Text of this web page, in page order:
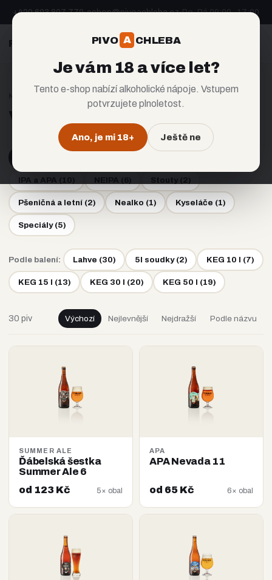
PIVO A CHLEBA
Je vám 18 a více let?
Tento e-shop nabízí alkoholické nápoje. Vstupem
potvrzujete plnoletost.
Ano, je mi 18+ Ještě ne
+420 603 807 779·eshop@pivoachleba.cz·Po–Pá 09:00–17:00
PIVO CHLEBA CZ EN
Všechna piva
IPA a APA ( 10 ) NEIPA ( 6 ) Stouty( 2 )
Pšeničná a letní(2) Nealko (1) Kyseláče (1)
Speciály(5)
Podle balení: Lahve (30) 5l soudky(2) KEG 10 l (7)
KEG 15 l (13) KEG 30 l (20) KEG 50 l (19)
30 piv Výchozí Nejlevnější Nejdražší Podle názvu
SUMMER ALE
Ďábelská šestka
Summer Ale 6
od 123 Kč
5× obal
APA
APA Nevada 11
od 65 Kč 6× obal